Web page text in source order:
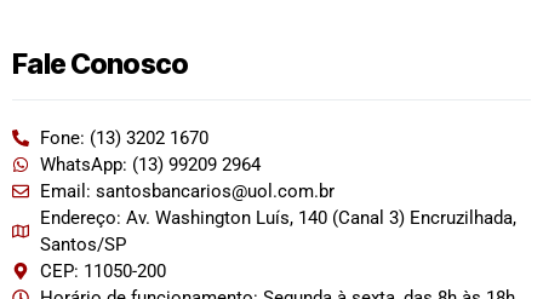
Fale Conosco
Fone: (13) 3202 1670
WhatsApp: (13) 99209 2964
Email: santosbancarios@uol.com.br
Endereço: Av. Washington Luís, 140 (Canal 3) Encruzilhada,
Santos/SP
CEP: 11050-200